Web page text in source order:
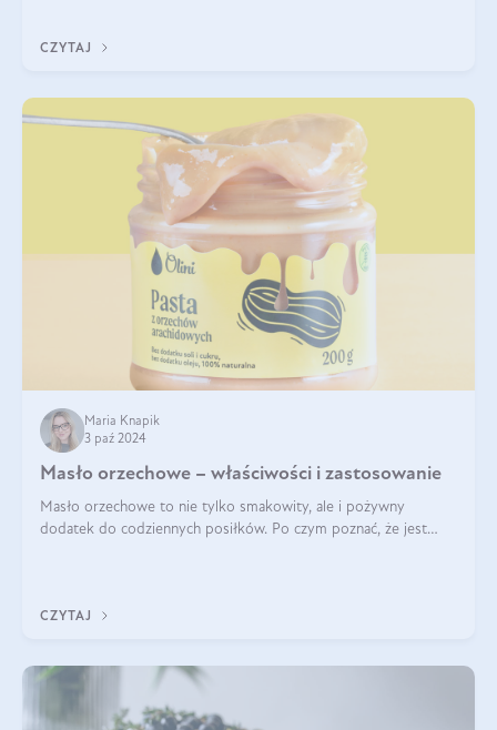
CZYTAJ
Maria Knapik
3 paź 2024
Masło orzechowe – właściwości i zastosowanie
Masło orzechowe to nie tylko smakowity, ale i pożywny
dodatek do codziennych posiłków. Po czym poznać, że jest
CZYTAJ